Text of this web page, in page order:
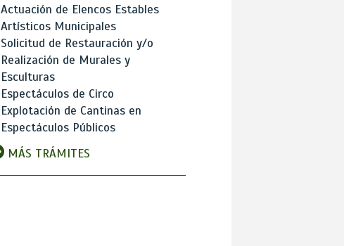
Actuación de Elencos Estables
Artísticos Municipales
Solicitud de Restauración y/o
Realización de Murales y
Esculturas
Espectáculos de Circo
Explotación de Cantinas en
Espectáculos Públicos
MÁS TRÁMITES